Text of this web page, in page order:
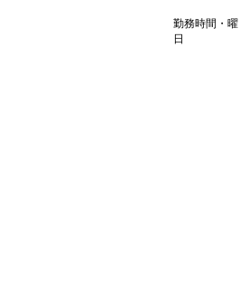
勤務時間・曜
日